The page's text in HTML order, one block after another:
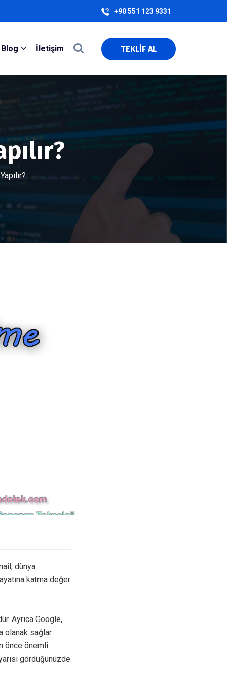
+90 551 123 9331
Blog İletişim TEKLİF AL
dünya
katma değer
Ayrıca Google,
olanak sağlar
önce önemli
gördüğünüzde